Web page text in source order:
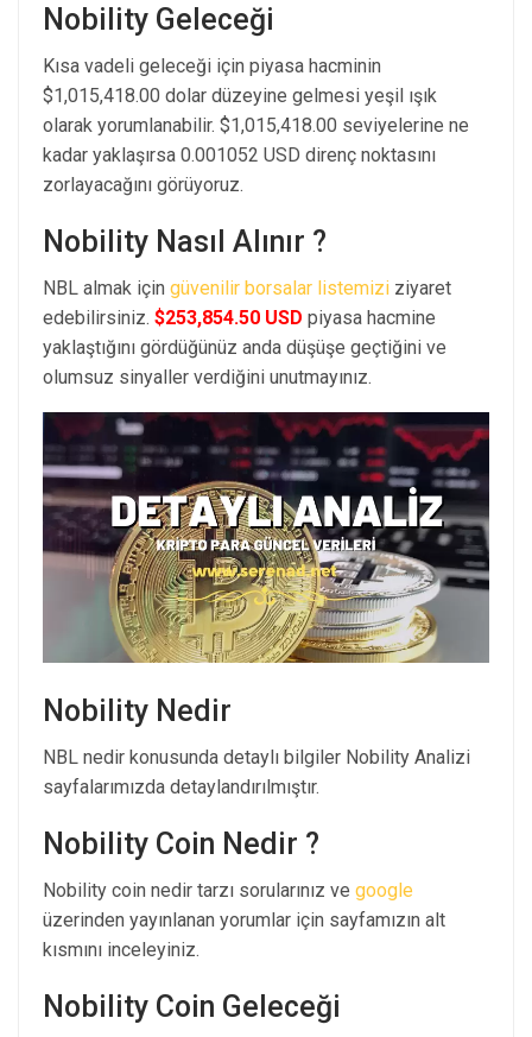
Nobility Geleceği
Kısa vadeli geleceği için piyasa hacminin
$1,015,418.00 dolar düzeyine gelmesi yeşil ışık
olarak yorumlanabilir. $1,015,418.00 seviyelerine ne
kadar yaklaşırsa 0.001052 USD direnç noktasını
zorlayacağını görüyoruz.
Nobility Nasıl Alınır ?
NBL almak için güvenilir borsalar listemizi ziyaret
edebilirsiniz. $253,854.50 USD piyasa hacmine
yaklaştığını gördüğünüz anda düşüşe geçtiğini ve
olumsuz sinyaller verdiğini unutmayınız.
Nobility Nedir
NBL nedir konusunda detaylı bilgiler Nobility Analizi
sayfalarımızda detaylandırılmıştır.
Nobility Coin Nedir ?
Nobility coin nedir tarzı sorularınız ve google
üzerinden yayınlanan yorumlar için sayfamızın alt
kısmını inceleyiniz.
Nobility Coin Geleceği